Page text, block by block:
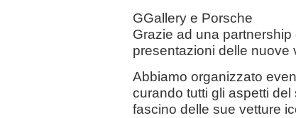
GGallery e Porsche
Grazie ad una
presentazioni delle nuove
Abbiamo organizzato
curando tutti gli aspetti
fascino delle sue vetture